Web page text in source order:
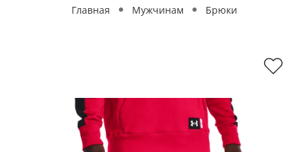
Главная Мужчинам Брюки